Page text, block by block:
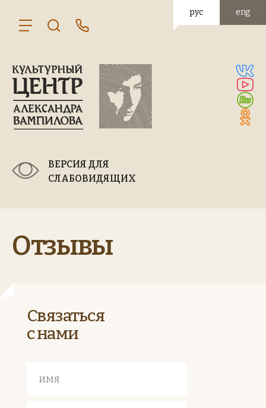
рус eng
ВЕРСИЯ ДЛЯ
СЛАБОВИДЯЩИХ
Отзывы
Связаться
с нами